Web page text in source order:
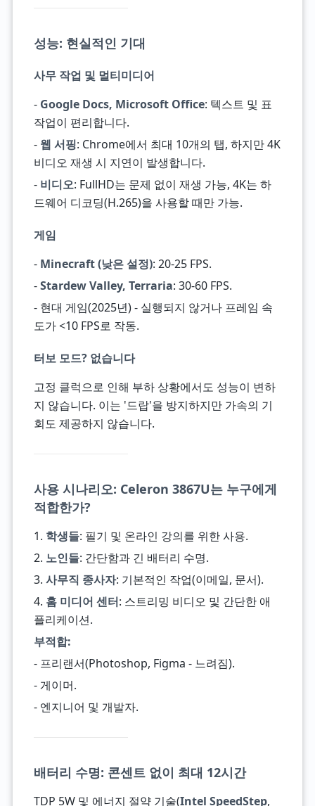
성능: 현실적인 기대
사무 작업 및 멀티미디어
- Google Docs, Microsoft Office: 텍스트 및 표
작업이 편리합니다.
- 웹 서핑: Chrome에서 최대 10개의 탭, 하지만 4K
비디오 재생 시 지연이 발생합니다.
- 비디오: FullHD는 문제 없이 재생 가능, 4K는 하
드웨어 디코딩(H.265)을 사용할 때만 가능.
게임
- Minecraft (낮은 설정): 20-25 FPS.
-Stardew Valley, Terraria: 30-60 FPS.
- 현대 게임(2025년) - 실행되지 않거나 프레임 속
도가 <10 FPS로 작동.
터보 모드? 없습니다
고정 클럭으로 인해 부하 상황에서도 성능이 변하
지 않습니다. 이는 '드랍'을 방지하지만 가속의 기
회도 제공하지 않습니다.
사용 시나리오: Celeron 3867U는 누구에게
적합한가?
1. 학생들: 필기 및 온라인 강의를 위한 사용.
2. 노인들: 간단함과 긴 배터리 수명.
3. 사무직 종사자: 기본적인 작업(이메일, 문서).
4. 홈 미디어 센터: 스트리밍 비디오 및 간단한 애
플리케이션.
부적합:
- 프리랜서(Photoshop, Figma - 느려짐).
- 게이머.
- 엔지니어 및 개발자.
배터리 수명: 콘센트 없이 최대 12시간
TDP 5W 및 에너지 절약 기술(Intel SpeedStep,